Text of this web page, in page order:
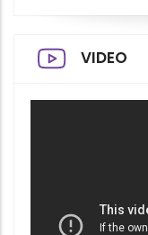
VIDEO